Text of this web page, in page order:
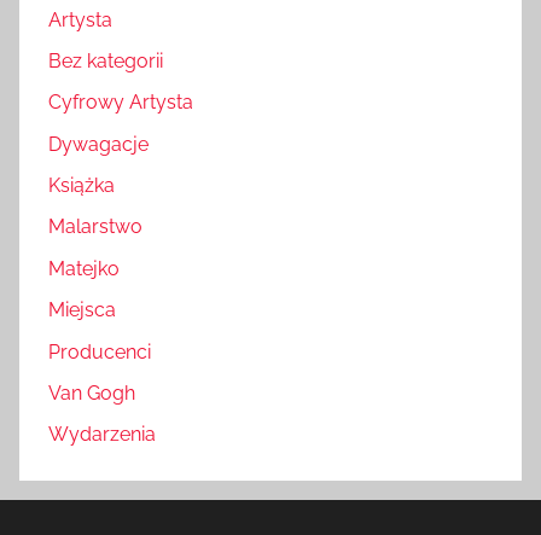
Artysta
Bez kategorii
Cyfrowy Artysta
Dywagacje
Książka
Malarstwo
Matejko
Miejsca
Producenci
Van Gogh
Wydarzenia